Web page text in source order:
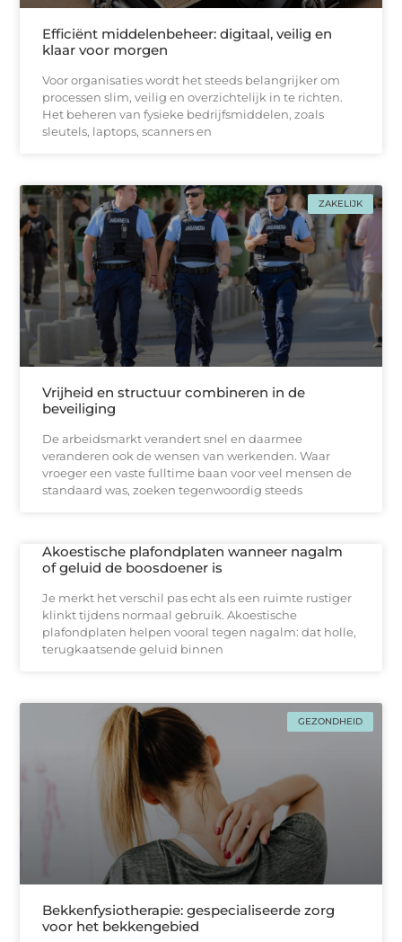
Efficiënt middelenbeheer: digitaal, veilig en
klaar voor morgen
Voor organisaties wordt het steeds belangrijker om
processen slim, veilig en overzichtelijk in te richten.
Het beheren van fysieke bedrijfsmiddelen, zoals
sleutels, laptops, scanners en
ZAKELIJK
Vrijheid en structuur combineren in de
beveiliging
De arbeidsmarkt verandert snel en daarmee
veranderen ook de wensen van werkenden. Waar
vroeger een vaste fulltime baan voor veel mensen de
standaard was, zoeken tegenwoordig steeds
Akoestische plafondplaten wanneer nagalm
of geluid de boosdoener is
Je merkt het verschil pas echt als een ruimte rustiger
klinkt tijdens normaal gebruik. Akoestische
plafondplaten helpen vooral tegen nagalm: dat holle,
terugkaatsende geluid binnen
GEZONDHEID
Bekkenfysiotherapie: gespecialiseerde zorg
voor het bekkengebied